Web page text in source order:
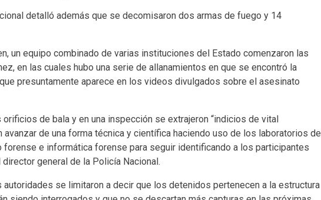
detalló además que se decomisaron dos armas de fuego y 14
un equipo combinado de varias instituciones del Estado comenzaron las
en las cuales hubo una serie de allanamientos en que se encontró la
presuntamente aparece en los videos divulgados sobre el asesinato
de bala y en una inspección se extrajeron “indicios de vital
avanzar de una forma técnica y científica haciendo uso de los laboratorios de
forense e informática forense para seguir identificando a los participantes
general de la Policía Nacional.
se limitaron a decir que los detenidos pertenecen a la estructura